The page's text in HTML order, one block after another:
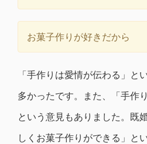
お菓子作りが好きだから
「手作りは愛情が伝わる」と
多かったです。また、「手作
という意見もありました。既
しくお菓子作りができる」と